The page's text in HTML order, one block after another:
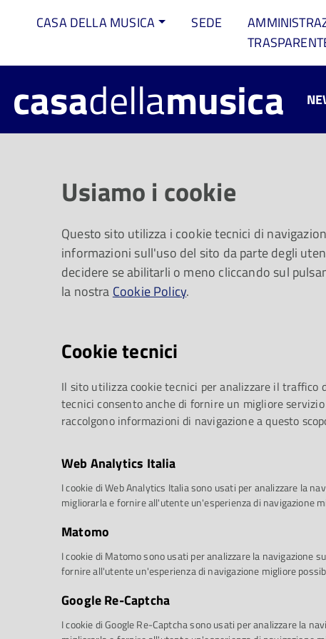
CASA DELLA MUSICA SEDE
casadellamusica
Max Casacci
gruppo Subsonica
Usiamo i cookie
Questo sito utilizza i cookie tecnici di
informazioni sull'uso del sito da parte degli
decidere se abilitarli o meno cliccando sul
la nostra Cookie Policy.
Cookie tecnici
Il sito utilizza cookie tecnici per analizzare il traffico
tecnici consento anche di fornire un migliore
raccolgono informazioni di navigazione a questo
Web Analytics Italia
I cookie di Web Analytics Italia sono usati per analizzare la
migliorarla e fornire all'utente un'esperienza di navigazione
Matomo
I cookie di Matomo sono usati per analizzare la navigazione
fornire all'utente un'esperienza di navigazione migliore
Google Re-Captcha
I cookie di Google Re-Captcha sono usati per analizzare la